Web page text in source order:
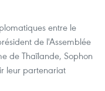
entre le
de l'Assemblée
de Thaïlande, Sophon
leur partenariat